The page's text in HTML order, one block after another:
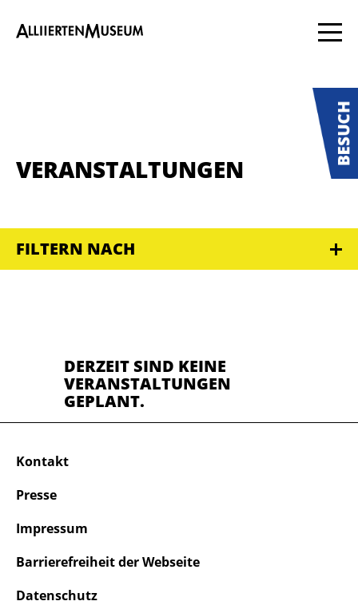
VERANSTALTUNGEN
FILTERN NACH
DERZEIT SIND KEINE
VERANSTALTUNGEN
GEPLANT.
Kontakt
Presse
Impressum
Barrierefreiheit der Webseite
Datenschutz